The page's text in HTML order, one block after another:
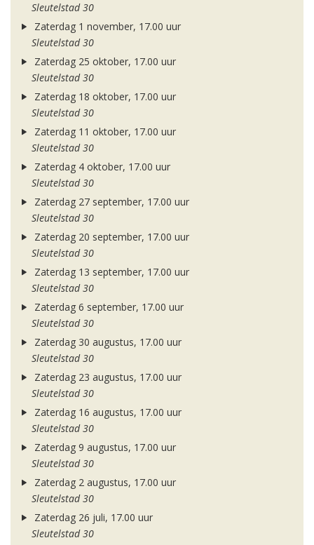
Sleutelstad 30
Zaterdag 1 november, 17.00 uur
Sleutelstad 30
Zaterdag 25 oktober, 17.00 uur
Sleutelstad 30
Zaterdag 18 oktober, 17.00 uur
Sleutelstad 30
Zaterdag 11 oktober, 17.00 uur
Sleutelstad 30
Zaterdag 4 oktober, 17.00 uur
Sleutelstad 30
Zaterdag 27 september, 17.00 uur
Sleutelstad 30
Zaterdag 20 september, 17.00 uur
Sleutelstad 30
Zaterdag 13 september, 17.00 uur
Sleutelstad 30
Zaterdag 6 september, 17.00 uur
Sleutelstad 30
Zaterdag 30 augustus, 17.00 uur
Sleutelstad 30
Zaterdag 23 augustus, 17.00 uur
Sleutelstad 30
Zaterdag 16 augustus, 17.00 uur
Sleutelstad 30
Zaterdag 9 augustus, 17.00 uur
Sleutelstad 30
Zaterdag 2 augustus, 17.00 uur
Sleutelstad 30
Zaterdag 26 juli, 17.00 uur
Sleutelstad 30